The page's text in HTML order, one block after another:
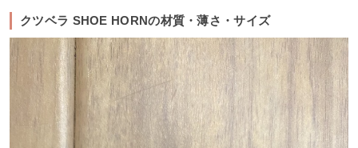
クツベラ SHOE HORNの材質・薄さ・サイズ